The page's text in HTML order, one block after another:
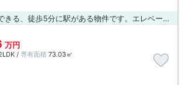
快適に通勤や通学ができる、徒歩5分に駅がある物件です。エレベーター付きの物件です。共用設備の充実している、楽しく生活できるマンションです。より多くの不動産情報をお求めなら、まずは創業元治元年 小林工務店までご連絡ください。当社では、出町柳を中心に多種多様な不動産情報を取り扱っております。
万円
/ 専有面積 73.03㎡